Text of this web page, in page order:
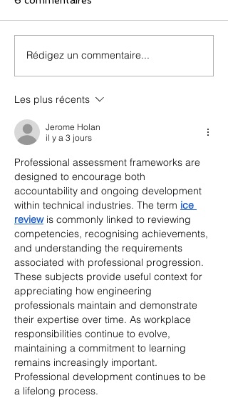
Rédigez un commentaire...
Les plus récents
Jerome Holan
il y a 3 jours
Professional assessment frameworks are
designed to encourage both
accountability and ongoing development
within technical industries. The term ice
review is commonly linked to reviewing
competencies, recognising achievements,
and understanding the requirements
associated with professional progression.
These subjects provide useful context for
appreciating how engineering
professionals maintain and demonstrate
their expertise over time. As workplace
responsibilities continue to evolve,
maintaining a commitment to learning
remains increasingly important.
Professional development continues to be
a lifelong process.